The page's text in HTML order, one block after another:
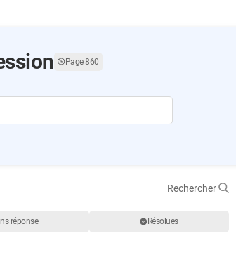
Page 860
Rechercher
réponse Résolues